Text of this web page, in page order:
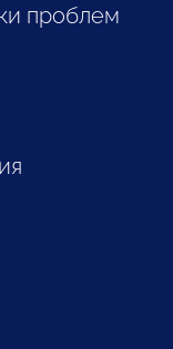
проблем